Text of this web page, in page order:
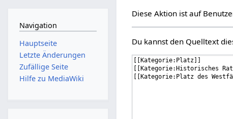
Diese Aktion ist auf
Du kannst den Quelltext
Navigation
Hauptseite
Letzte Änderungen
Zufällige Seite
Hilfe zu MediaWiki